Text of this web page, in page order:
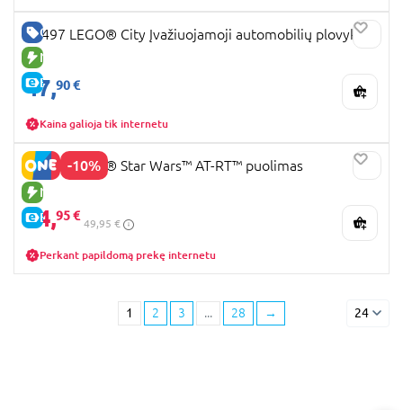
GERA KAINA
NAUJA PREKĖ
E-KAINA
60497 LEGO® City Įvažiuojamoji automobilių plovykla
47,90 €
Kaina galioja tik internetu
-10%
NAUJA PREKĖ
E-KAINA
75444 LEGO® Star Wars™ AT-RT™ puolimas
44,95 €
49,95 €
Perkant papildomą prekę internetu
1 2 3 ... 28 → 24